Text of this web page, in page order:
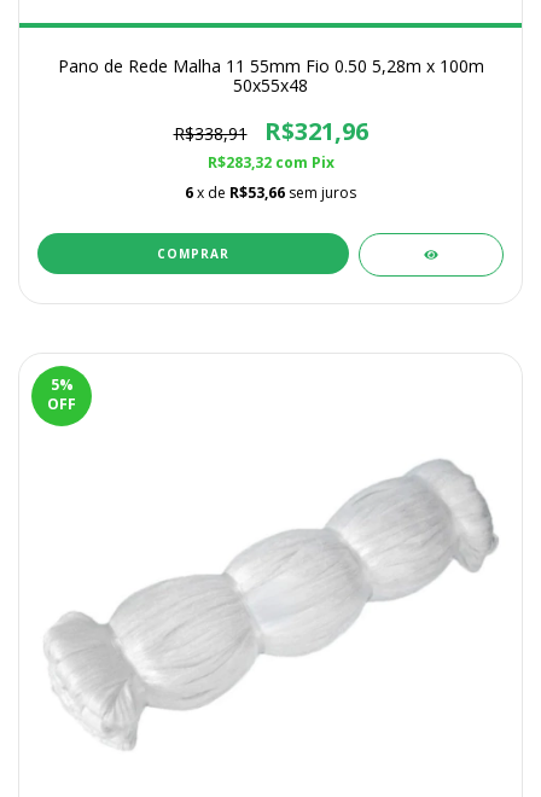
Pano de Rede Malha 11 55mm Fio 0.50 5,28m x 100m
50x55x48
R$338,91 R$321,96
R$283,32 com Pix
6x de R$53,66 sem juros
5%
OFF